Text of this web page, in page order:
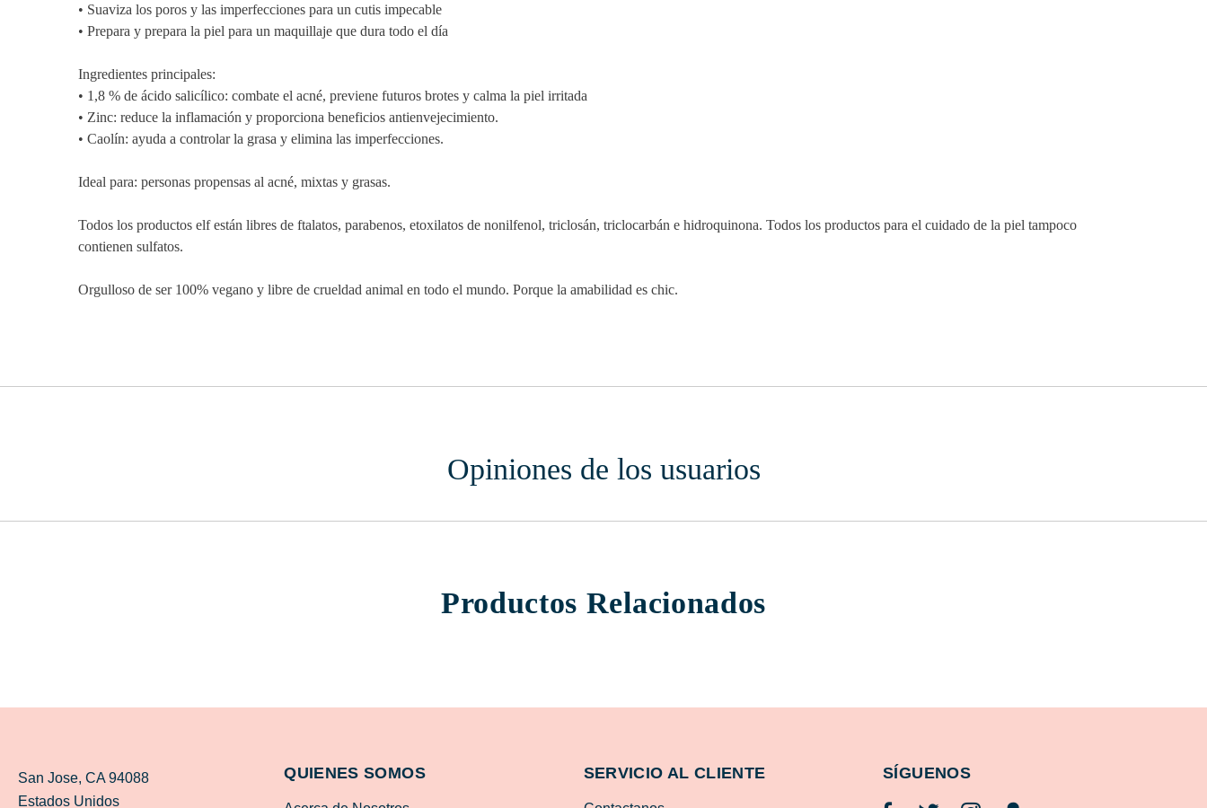
• Suaviza los poros y las imperfecciones para un cutis impecable
• Prepara y prepara la piel para un maquillaje que dura todo el día
Ingredientes principales:
• 1,8 % de ácido salicílico: combate el acné, previene futuros brotes y calma la piel irritada
• Zinc: reduce la inflamación y proporciona beneficios antienvejecimiento.
• Caolín: ayuda a controlar la grasa y elimina las imperfecciones.
Ideal para: personas propensas al acné, mixtas y grasas.
Todos los productos elf están libres de ftalatos, parabenos, etoxilatos de nonilfenol, triclosán, triclocarbán e hidroquinona. Todos los productos para el cuidado de la piel tampoco
contienen sulfatos.
Orgulloso de ser 100% vegano y libre de crueldad animal en todo el mundo. Porque la amabilidad es chic.
Opiniones de los usuarios
Productos Relacionados
San Jose, CA 94088
Estados Unidos
QUIENES SOMOS SERVICIO AL CLIENTE SÍGUENOS